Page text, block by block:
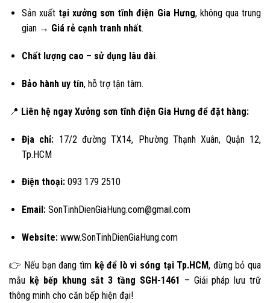
Sản xuất tại xưởng sơn tĩnh điện Gia Hưng, không qua trung
gian → Giá rẻ cạnh tranh nhất.
Chất lượng cao – sử dụng lâu dài.
Bảo hành uy tín, hỗ trợ tận tâm.
📍 Liên hệ ngay Xưởng sơn tĩnh điện Gia Hưng để đặt hàng:
Địa chỉ: 17/2 đường TX14, Phường Thạnh Xuân, Quận 12,
Tp.HCM
Điện thoại:093 179 2510
Email: SonTinhDienGiaHung.com@gmail.com
Website: www.SonTinhDienGiaHung.com
👉 Nếu bạn đang tìm kệ để lò vi sóng tại Tp.HCM, đừng bỏ qua
mẫu kệ bếp khung sắt 3 tầng SGH-1461 – Giải pháp lưu trữ
thông minh cho căn bếp hiện đại!